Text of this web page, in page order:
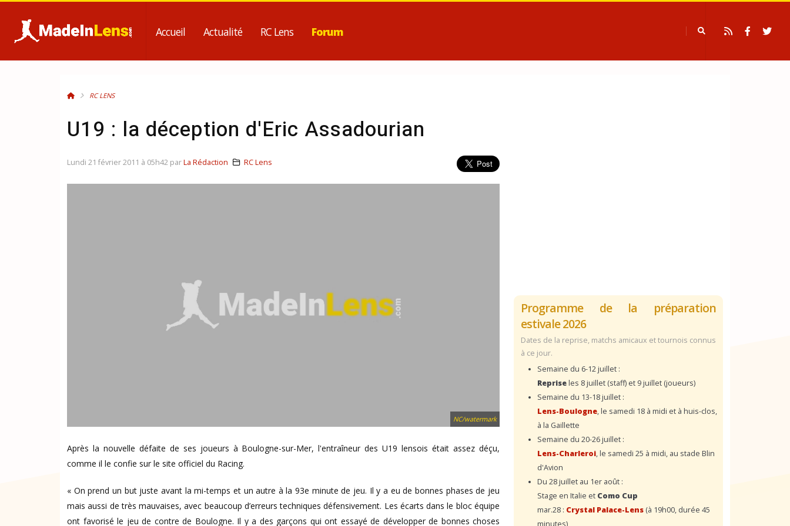
Accueil Actualité RC Lens Forum
RC LENS
U19 : la déception d'Eric Assadourian
NC/watermark
Après la nouvelle défaite de ses joueurs à Boulogne-sur-Mer, l'entraîneur des U19 lensois était assez déçu,
comme il le confie sur le site officiel du Racing.
« On prend un but juste avant la mi-temps et un autre à la 93e minute de jeu. Il y a eu de bonnes phases de jeu
mais aussi de très mauvaises, avec beaucoup d’erreurs techniques défensivement. Les écarts dans le bloc équipe
ont favorisé le jeu de contre de Boulogne. Il y a des garçons qui ont essayé de développer de bonnes choses
Lundi 21 février 2011 à 05h42 parLa Rédaction RC Lens
Programme de la préparation
estivale 2026
Dates de la reprise, matchs amicaux et tournois connus
à ce jour.
Semaine du 6-12 juillet :
Repriseles 8 juillet (staff) et 9 juillet (joueurs)
Semaine du 13-18 juillet :
Lens-Boulogne, le samedi 18 à midi et à huis-clos,
à la Gaillette
Semaine du 20-26 juillet :
Lens-Charleroi, le samedi 25 à midi, au stade Blin
d'Avion
Du 28 juillet au 1er août :
Stage en Italie et Como Cup
mar.28 : Crystal Palace-Lens (à 19h00, durée 45
minutes)